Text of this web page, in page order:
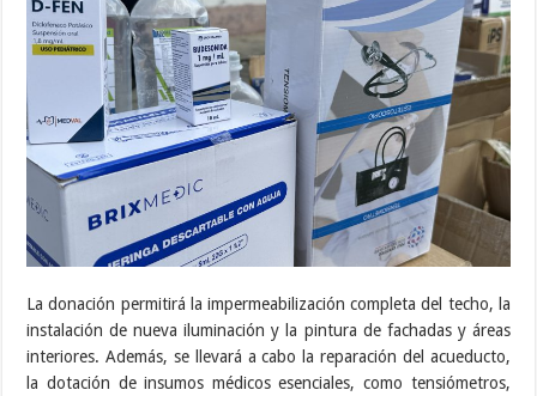
La donación permitirá la impermeabilización completa del techo, la
instalación de nueva iluminación y la pintura de fachadas y áreas
interiores. Además, se llevará a cabo la reparación del acueducto,
la dotación de insumos médicos esenciales, como tensiómetros,